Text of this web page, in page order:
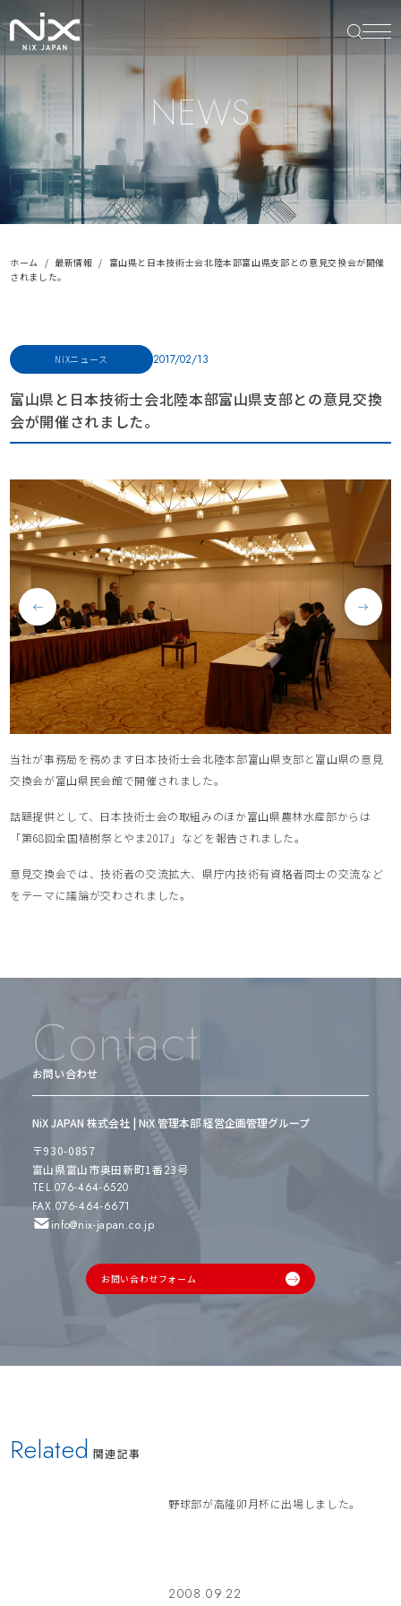
NEWS
ホーム 最新情報
富山県と日本技術士会北陸本部富山県支部との意見交換会が開催
されました。
NiXニュース 2017/02/13
富山県と日本技術士会北陸本部富山県支部との意見交換
会が開催されました。
当社が事務局を務めます日本技術士会北陸本部富山県支部と富山県の意見
交換会が富山県民会館で開催されました。
話題提供として、日本技術士会の取組みのほか富山県農林水産部からは
「第68回全国植樹祭とやま2017」などを報告されました。
意見交換会では、技術者の交流拡大、県庁内技術有資格者同士の交流など
をテーマに議論が交わされました。
Contact
お問い合わせ
NiX JAPAN 株式会社 | NiX 管理本部 経営企画管理グループ
〒930-0857
富山県富山市奥田新町1番23号
TEL.076-464-6520
FAX.076-464-6671
info@nix-japan.co.jp
お問い合わせフォーム
Related 関連記事
野球部が高隆卯月杯に出場しました。
2008.09.22